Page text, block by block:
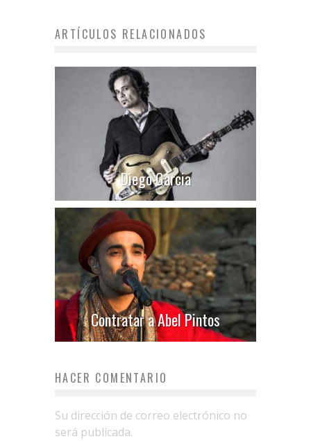
ARTÍCULOS RELACIONADOS
Diego Garcia
Contratar a Abel Pintos
HACER COMENTARIO
Su dirección de correo electrónico no
será publicada.